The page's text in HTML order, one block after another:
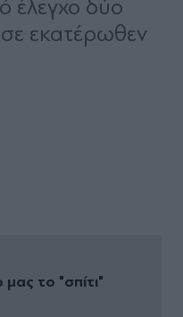
µας το "σπίτι"